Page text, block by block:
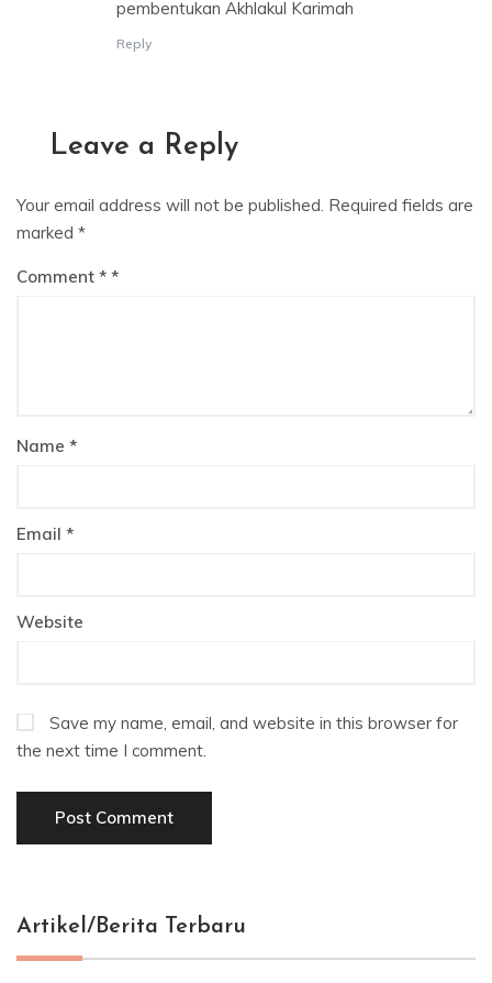
pembentukan Akhlakul Karimah
Reply
Leave a Reply
Your email address will not be published. Required fields are
marked *
Comment *
Name *
Email *
Website
Save my name, email, and website in this browser for
the next time I comment.
Artikel/Berita Terbaru